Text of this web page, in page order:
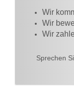
Wir
Wir
Wir
Sprechen